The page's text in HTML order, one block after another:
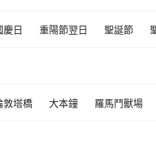
慶日 重陽節翌日 聖誕節
敦塔橋 大本鐘 羅馬鬥獸場